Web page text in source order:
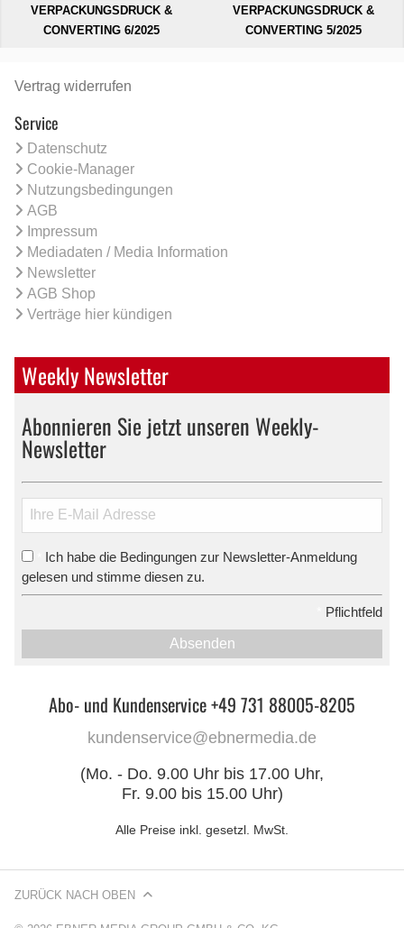
VERPACKUNGSDRUCK &
CONVERTING 6/2025
VERPACKUNGSDRUCK &
CONVERTING 5/2025
Vertrag widerrufen
Service
Datenschutz
Cookie-Manager
Nutzungsbedingungen
AGB
Impressum
Mediadaten / Media Information
Newsletter
AGB Shop
Verträge hier kündigen
Weekly Newsletter
Abonnieren Sie jetzt unseren Weekly-
Newsletter
Ich habe die Bedingungen zur Newsletter-Anmeldung
gelesen und stimme diesen zu.
Pflichtfeld
Absenden
Abo- und Kundenservice +49 731 88005-8205
kundenservice@ebnermedia.de
(Mo. - Do. 9.00 Uhr bis 17.00 Uhr,
Fr. 9.00 bis 15.00 Uhr)
Alle Preise inkl. gesetzl. MwSt.
ZURÜCK NACH OBEN